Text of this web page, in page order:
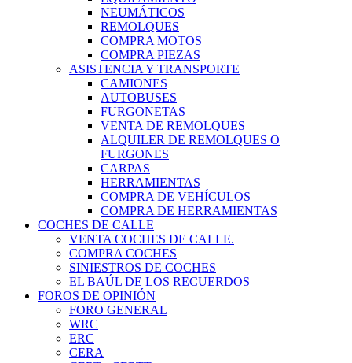
NEUMÁTICOS
REMOLQUES
COMPRA MOTOS
COMPRA PIEZAS
ASISTENCIA Y TRANSPORTE
CAMIONES
AUTOBUSES
FURGONETAS
VENTA DE REMOLQUES
ALQUILER DE REMOLQUES O
FURGONES
CARPAS
HERRAMIENTAS
COMPRA DE VEHÍCULOS
COMPRA DE HERRAMIENTAS
COCHES DE CALLE
VENTA COCHES DE CALLE.
COMPRA COCHES
SINIESTROS DE COCHES
EL BAÚL DE LOS RECUERDOS
FOROS DE OPINIÓN
FORO GENERAL
WRC
ERC
CERA